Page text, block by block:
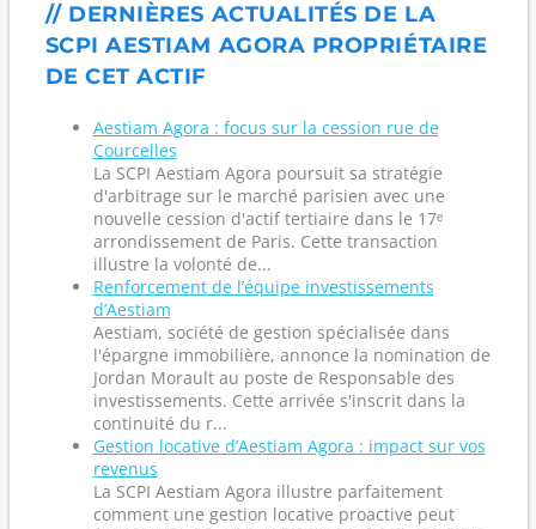
// DERNIÈRES ACTUALITÉS DE LA
SCPI AESTIAM AGORA PROPRIÉTAIRE
DE CET ACTIF
Aestiam Agora : focus sur la cession rue de
Courcelles
La SCPI Aestiam Agora poursuit sa stratégie
d'arbitrage sur le marché parisien avec une
nouvelle cession d'actif tertiaire dans le 17ᵉ
arrondissement de Paris. Cette transaction
illustre la volonté de...
Renforcement de l’équipe investissements
d’Aestiam
Aestiam, société de gestion spécialisée dans
l'épargne immobilière, annonce la nomination de
Jordan Morault au poste de Responsable des
investissements. Cette arrivée s'inscrit dans la
continuité du r...
Gestion locative d’Aestiam Agora : impact sur vos
revenus
La SCPI Aestiam Agora illustre parfaitement
comment une gestion locative proactive peut